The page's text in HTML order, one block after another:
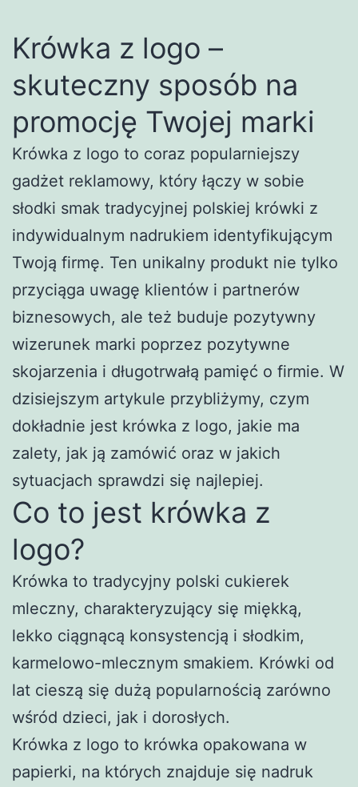
Krówka z logo –
skuteczny sposób na
promocję Twojej marki
Krówka z logo to coraz popularniejszy
gadżet reklamowy, który łączy w sobie
słodki smak tradycyjnej polskiej krówki z
indywidualnym nadrukiem identyfikującym
Twoją firmę. Ten unikalny produkt nie tylko
przyciąga uwagę klientów i partnerów
biznesowych, ale też buduje pozytywny
wizerunek marki poprzez pozytywne
skojarzenia i długotrwałą pamięć o firmie. W
dzisiejszym artykule przybliżymy, czym
dokładnie jest krówka z logo, jakie ma
zalety, jak ją zamówić oraz w jakich
sytuacjach sprawdzi się najlepiej.
Co to jest krówka z
logo?
Krówka to tradycyjny polski cukierek
mleczny, charakteryzujący się miękką,
lekko ciągnącą konsystencją i słodkim,
karmelowo-mlecznym smakiem. Krówki od
lat cieszą się dużą popularnością zarówno
wśród dzieci, jak i dorosłych.
Krówka z logo to krówka opakowana w
papierki, na których znajduje się nadruk